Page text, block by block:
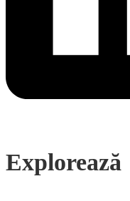
Explorează